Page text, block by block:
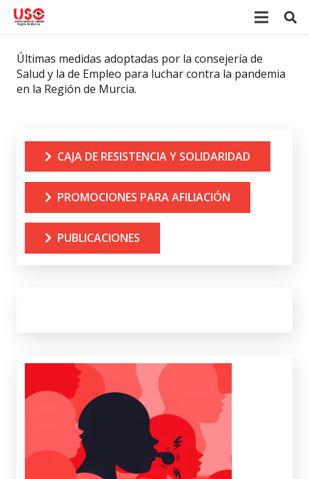
Últimas medidas adoptadas por la consejería de
Salud y la de Empleo para luchar contra la pandemia
en la Región de Murcia.
CAJA DE RESISTENCIA Y SOLIDARIDAD
PROMOCIONES PARA AFILIACIÓN
PUBLICACIONES